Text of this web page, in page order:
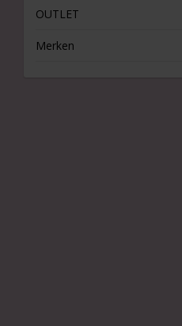
OUTLET
Merken